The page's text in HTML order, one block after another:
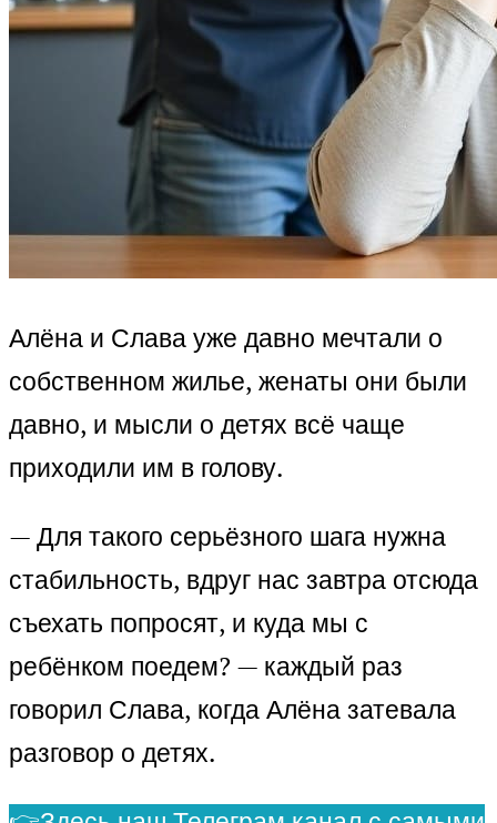
Алёна и Слава уже давно мечтали о
собственном жилье, женаты они были
давно, и мысли о детях всё чаще
приходили им в голову.
— Для такого серьёзного шага нужна
стабильность, вдруг нас завтра отсюда
съехать попросят, и куда мы с
ребёнком поедем? — каждый раз
говорил Слава, когда Алёна затевала
разговор о детях.